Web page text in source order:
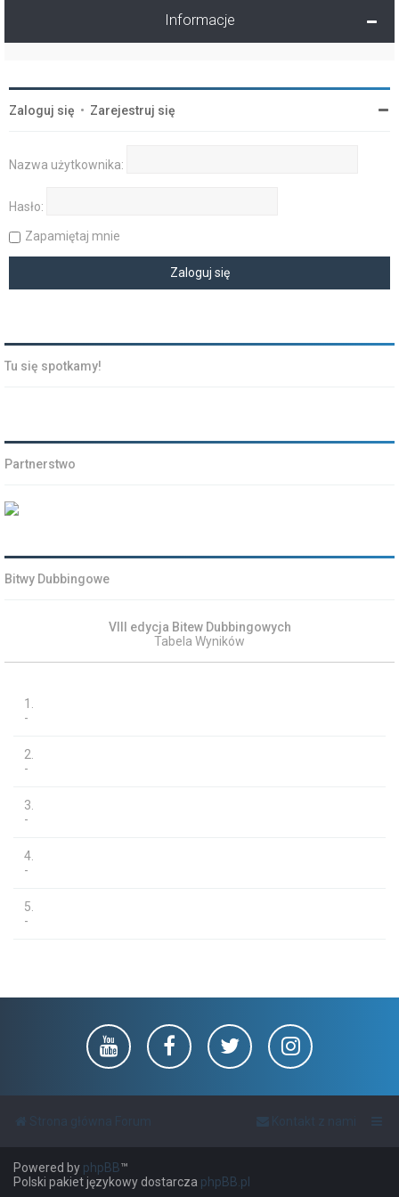
Informacje
Zaloguj się • Zarejestruj się
Nazwa użytkownika:
Hasło:
Zapamiętaj mnie
Tu się spotkamy!
Partnerstwo
Bitwy Dubbingowe
VIII edycja Bitew Dubbingowych
Tabela Wyników
1.
-
2.
-
3.
-
4.
-
5.
-
Strona główna Forum
Powered by phpBB™
Polski pakiet językowy dostarcza phpBB.pl